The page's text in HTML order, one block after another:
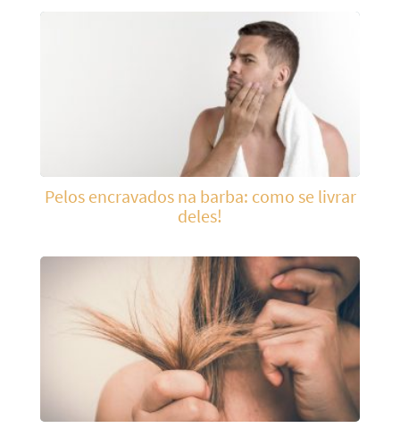
Pelos encravados na barba: como se livrar
deles!